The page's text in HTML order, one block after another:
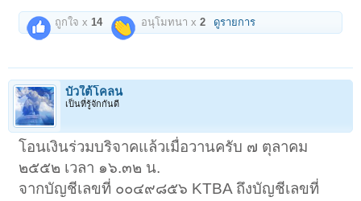
ถูกใจ x14 อนุโมทนา x2 ดูรายการ
บัวใต้โคลน
เป็นที่รู้จักกันดี
โอนเงินร่วมบริจาคแล้วเมื่อวานครับ ๗ ตุลาคม
๒๕๕๒ เวลา ๑๖.๓๒ น.
จากบัญชีเลขที่ ๐๐๔๙๘๕๖ KTBA ถึงบัญชีเลขที่